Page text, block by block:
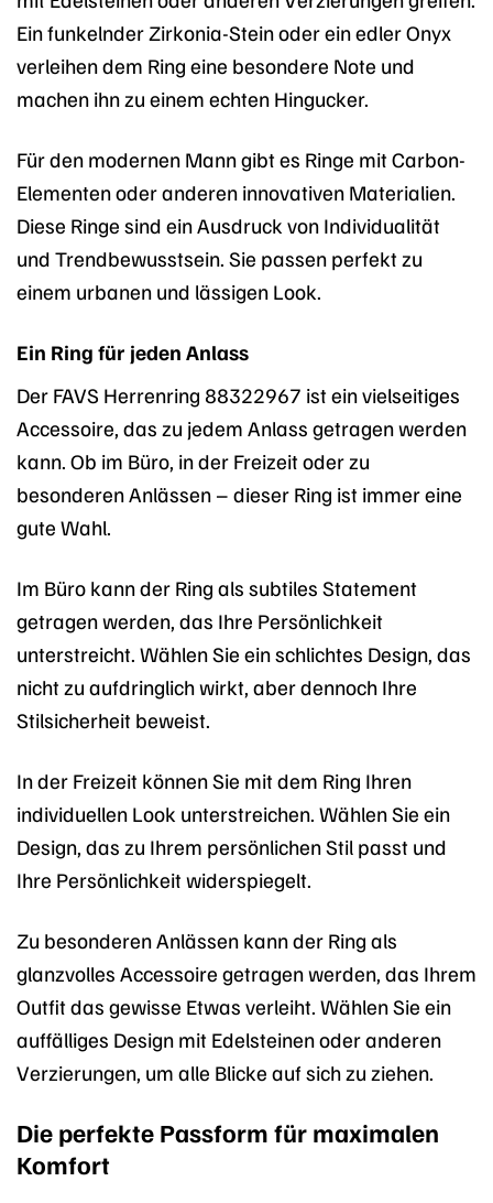
Ein funkelnder Zirkonia-Stein oder ein edler Onyx
verleihen dem Ring eine besondere Note und
machen ihn zu einem echten Hingucker.
Für den modernen Mann gibt es Ringe mit Carbon-
Elementen oder anderen innovativen Materialien.
Diese Ringe sind ein Ausdruck von Individualität
und Trendbewusstsein. Sie passen perfekt zu
einem urbanen und lässigen Look.
Ein Ring für jeden Anlass
Der FAVS Herrenring 88322967 ist ein vielseitiges
Accessoire, das zu jedem Anlass getragen werden
kann. Ob im Büro, in der Freizeit oder zu
besonderen Anlässen – dieser Ring ist immer eine
gute Wahl.
Im Büro kann der Ring als subtiles Statement
getragen werden, das Ihre Persönlichkeit
unterstreicht. Wählen Sie ein schlichtes Design, das
nicht zu aufdringlich wirkt, aber dennoch Ihre
Stilsicherheit beweist.
In der Freizeit können Sie mit dem Ring Ihren
individuellen Look unterstreichen. Wählen Sie ein
Design, das zu Ihrem persönlichen Stil passt und
Ihre Persönlichkeit widerspiegelt.
Zu besonderen Anlässen kann der Ring als
glanzvolles Accessoire getragen werden, das Ihrem
Outfit das gewisse Etwas verleiht. Wählen Sie ein
auffälliges Design mit Edelsteinen oder anderen
Verzierungen, um alle Blicke auf sich zu ziehen.
Die perfekte Passform für maximalen
Komfort